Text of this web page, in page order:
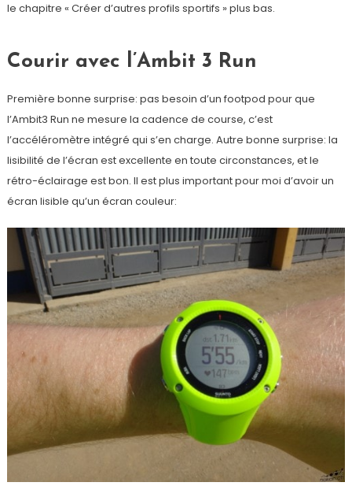
le chapitre « Créer d’autres profils sportifs » plus bas.
Courir avec l’Ambit 3 Run
Première bonne surprise: pas besoin d’un footpod pour que
l’Ambit3 Run ne mesure la cadence de course, c’est
l’accéléromètre intégré qui s’en charge. Autre bonne surprise: la
lisibilité de l’écran est excellente en toute circonstances, et le
rétro-éclairage est bon. Il est plus important pour moi d’avoir un
écran lisible qu’un écran couleur: